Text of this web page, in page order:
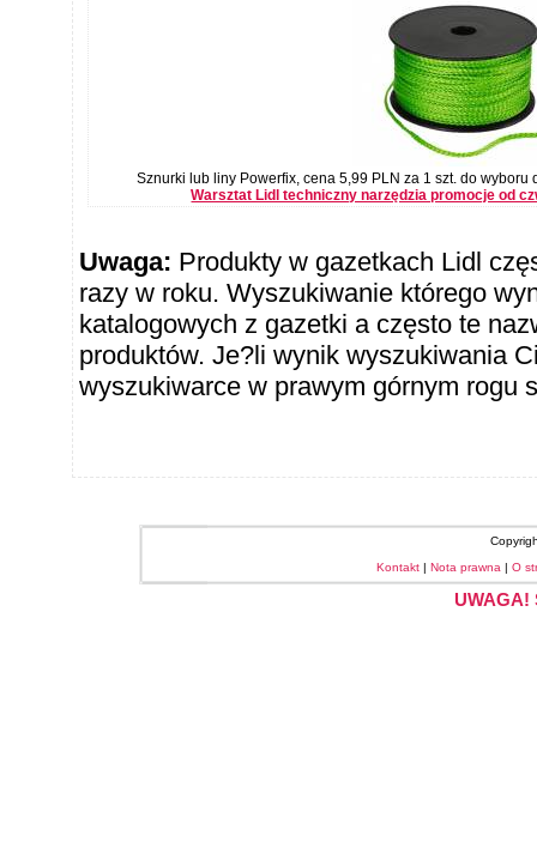
Sznurki lub liny Powerfix, cena 5,99 PLN za 1 szt. do
Warsztat Lidl techniczny narzędzia promocje od
Uwaga: Produkty w gazetkach Lidl
razy w roku. Wyszukiwanie którego
katalogowych z gazetki a często te
produktów. Je?li wynik wyszukiwania
wyszukiwarce w prawym górnym rogu
Kontakt | Nota prawna | O
UWAGA!